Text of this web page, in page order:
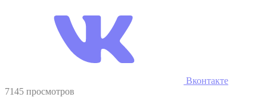
Вконтакте
7145 просмотров